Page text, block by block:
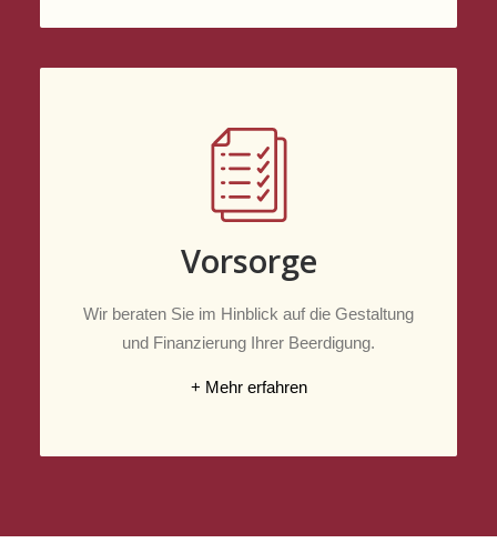
Vorsorge
Wir beraten Sie im Hinblick auf die Gestaltung
und Finanzierung Ihrer Beerdigung.
+ Mehr erfahren